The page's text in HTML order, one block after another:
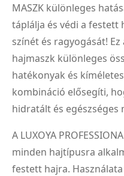
MASZK különleges
táplálja és védi a festett
színét és ragyogását!
hajmaszk különleges
hatékonyak és
kombináció elősegíti,
hidratált és egészséges
A LUXOYA
minden hajtípusra
festett hajra.